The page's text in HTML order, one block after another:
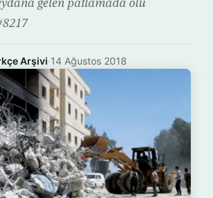
gelen patlamada ölü
Arşivi·14 Ağustos 2018